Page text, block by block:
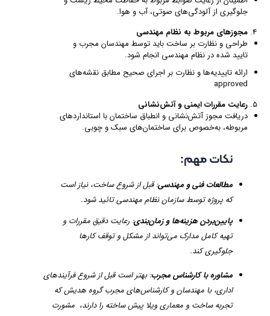
جلوگیری از آلودگی‌های صوتی، آب و هوا.
مجوزهای مربوط به نظام مهندسی
طراحی و نظارت بر ساخت باید توسط مهندسان مجرب و
تایید شده در نظام مهندسی انجام شود.
ارائه تاییدیه‌ها و نظارت بر اجرای صحیح مطابق نقشه‌های
approved
رعایت مقررات ایمنی و آتش‌نشانی
دریافت مجوز آتش‌نشانی و انطباق ساختمان با استانداردهای
مربوطه، به‌خصوص برای ساختمان‌های سبک و چوبی.
نکات مهم:
مطالعات فنی و مهندسی: قبل از شروع ساخت، نیاز است
که پروژه توسط سازمان نظام مهندسی تائید شود.
پایین‌بردن هزینه‌ها و زمان‌بندی: رعایت دقیق مقررات و
تهیه کامل مدارک می‌تواند از مشکل و توقف کارها
جلوگیری کند.
مشاوره با کارشناس مجرب: بهتر است قبل از شروع فرآیندهای
اداری، با مهندسان و کارشناس‌های مجرب گروه هدیش که
تجربه ساخت و معماری ویلا پیش ساخته را دارند، مشورت